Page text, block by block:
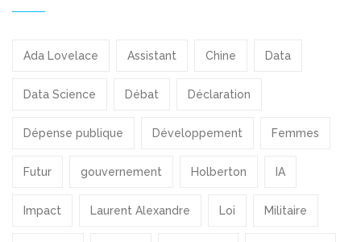
Ada Lovelace Assistant Chine Data
Data Science Débat Déclaration
Dépense publique Développement Femmes
Futur gouvernement Holberton IA
Impact Laurent Alexandre Loi Militaire